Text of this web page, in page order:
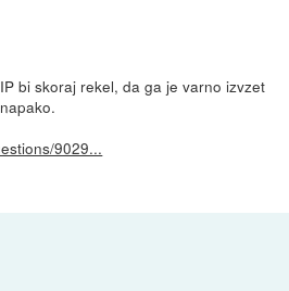
bi skoraj rekel, da ga je varno izvzet
9029...